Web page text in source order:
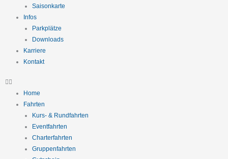
Saisonkarte
Infos
Parkplätze
Downloads
Karriere
Kontakt
Home
Fahrten
Kurs- & Rundfahrten
Eventfahrten
Charterfahrten
Gruppenfahrten